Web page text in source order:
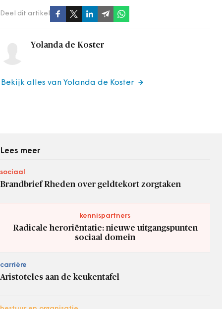
Deel dit artikel
Yolanda de Koster
Bekijk alles van Yolanda de Koster
Lees meer
sociaal
Brandbrief Rheden over geldtekort zorgtaken
kennispartners
Radicale heroriëntatie: nieuwe uitgangspunten
sociaal domein
carrière
Aristoteles aan de keukentafel